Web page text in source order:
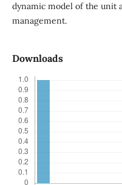
dynamic model of the unit
management.
Downloads